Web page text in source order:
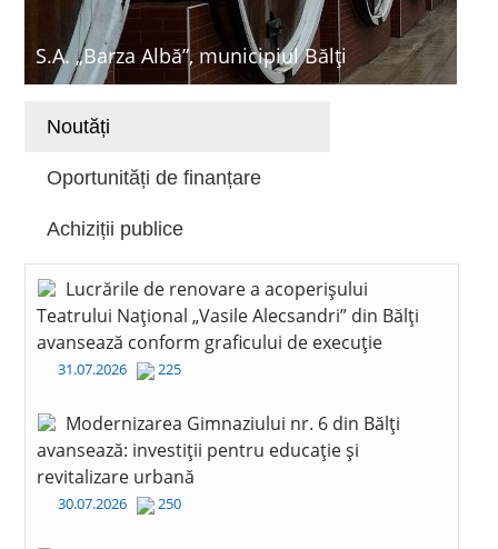
S.A. „Barza Albă”, municipiul Bălți
Noutăți
Oportunități de finanțare
Achiziții publice
Lucrările de renovare a acoperișului
Teatrului Național „Vasile Alecsandri” din Bălți
avansează conform graficului de execuție
31.07.2026 225
Modernizarea Gimnaziului nr. 6 din Bălți
avansează: investiții pentru educație și
revitalizare urbană
30.07.2026 250